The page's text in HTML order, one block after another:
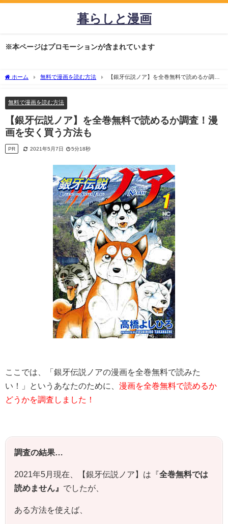
暮らしと漫画
※本ページはプロモーションが含まれています
ホーム 無料で漫画を読む方法
【銀牙伝説ノア】を全巻無料で読めるか調
無料で漫画を読む方法
【銀牙伝説ノア】を全巻無料で読めるか調査！漫
画を安く買う方法も
PR 2021年5月7日 5分18秒
ここでは、「銀牙伝説ノアの漫画を全巻無料で読みた
い！」というあなたのために、 漫画を全巻無料で読めるか
どうかを調査しました！
調査の結果…
2021年5月現在、【銀牙伝説ノア】は『全巻無料では
読めません』 でしたが、
ある方法を使えば、